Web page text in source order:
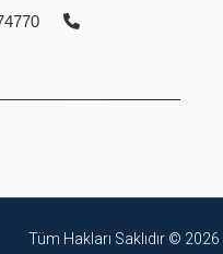
Tüm Hakları Saklıdır © 2026